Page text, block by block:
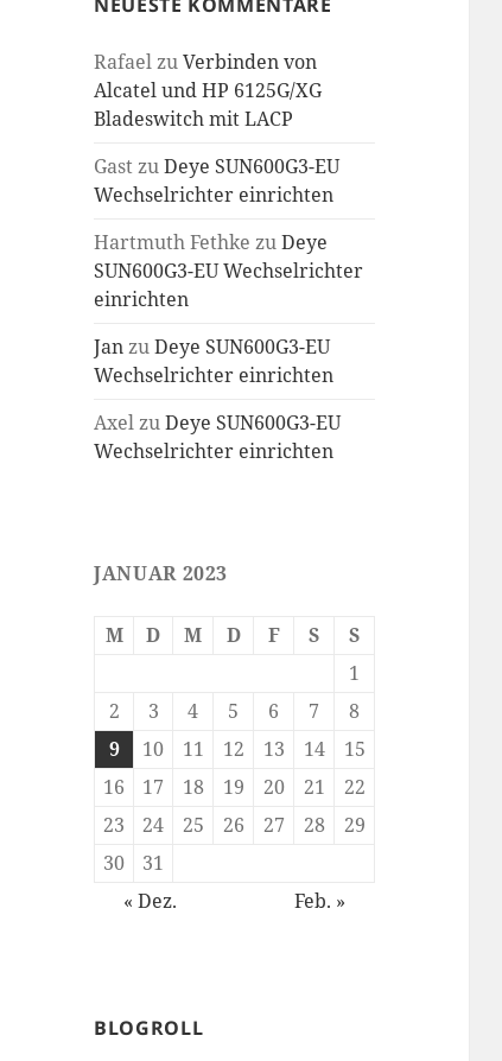
RafaelzuVerbinden von
Alcatel und HP 6125G/XG
Bladeswitch mit LACP
GastzuDeye SUN600G3-EU
Wechselrichter einrichten
Hartmuth Fethke zuDeye
SUN600G3-EU Wechselrichter
einrichten
JanzuDeye SUN600G3-EU
Wechselrichter einrichten
AxelzuDeye SUN600G3-EU
Wechselrichter einrichten
JANUAR 2023
M D M D F S
S
1
2
3 4 5 6 7
8
9
10 11 12 13 14
15
16
17 18 19 20 21
22
23
24 25 26 27 28
29
30
31
« Dez.
Feb. »
BLOGROLL